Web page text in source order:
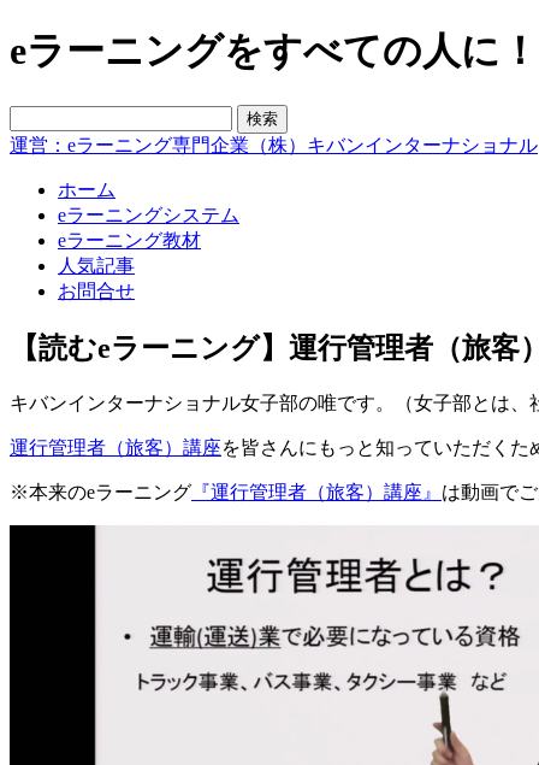
eラーニングをすべての人に
運営：eラーニング専門企業（株）キバンインターナショナル
ホーム
eラーニングシステム
eラーニング教材
人気記事
お問合せ
【読むeラーニング】運行管理者（旅客
キバンインターナショナル女子部の唯です。（女子部とは
運行管理者（旅客）講座を皆さんにもっと知っていただく
※本来のeラーニング 『運行管理者（旅客）講座』 は動画で